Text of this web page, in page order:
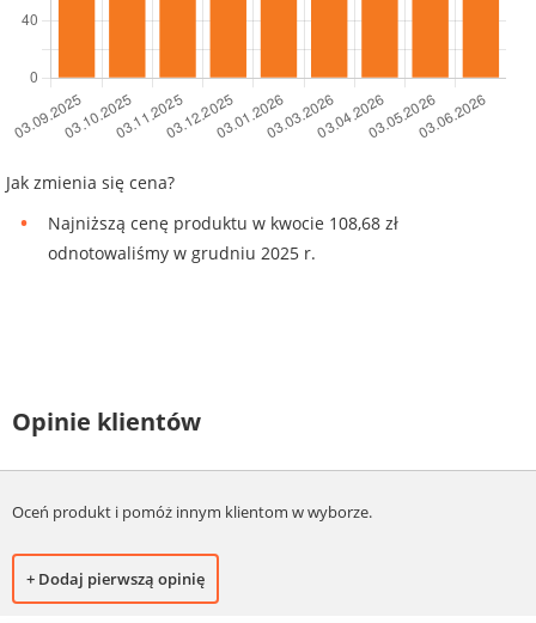
Jak zmienia się cena?
Najniższą cenę produktu w kwocie 108,68 zł
odnotowaliśmy w grudniu 2025 r.
Opinie klientów
Oceń produkt i pomóż innym klientom w wyborze.
+ Dodaj pierwszą opinię